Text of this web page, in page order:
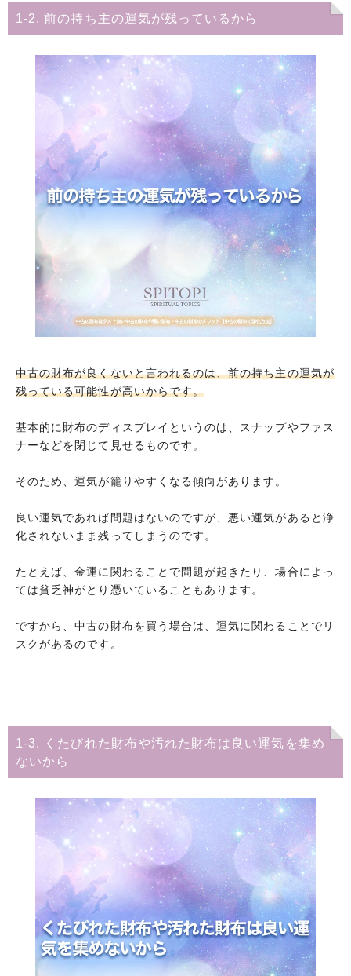
1-2. 前の持ち主の運気が残っているから
中古の財布が良くないと言われるのは、前の持ち主の運気が
残っている可能性が高いからです。
基本的に財布のディスプレイというのは、スナップやファス
ナーなどを閉じて見せるものです。
そのため、運気が籠りやすくなる傾向があります。
良い運気であれば問題はないのですが、悪い運気があると浄
化されないまま残ってしまうのです。
たとえば、金運に関わることで問題が起きたり、場合によっ
ては貧乏神がとり憑いていることもあります。
ですから、中古の財布を買う場合は、運気に関わることでリ
スクがあるのです。
1-3. くたびれた財布や汚れた財布は良い運気を集め
ないから